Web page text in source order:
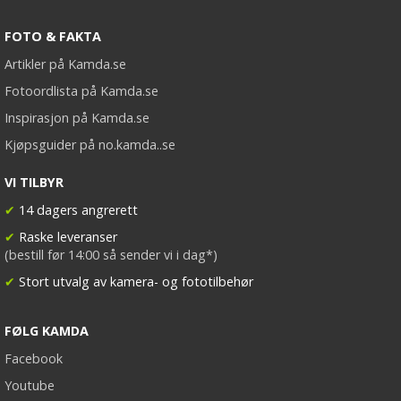
FOTO & FAKTA
Artikler på Kamda.se
Fotoordlista på Kamda.se
Inspirasjon på Kamda.se
Kjøpsguider på no.kamda..se
VI TILBYR
✔ 14 dagers angrerett
✔ Raske leveranser
(bestill før 14:00 så sender vi i dag*)
✔ Stort utvalg av kamera- og fototilbehør
FØLG KAMDA
Facebook
Youtube